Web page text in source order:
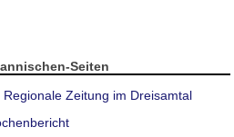
Seiten
Zeitung im Dreisamtal